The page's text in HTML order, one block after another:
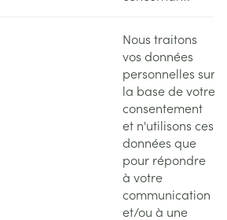
Nous traitons
vos données
personnelles sur
la base de votre
consentement
et n'utilisons ces
données que
pour répondre
à votre
communication
et/ou à une